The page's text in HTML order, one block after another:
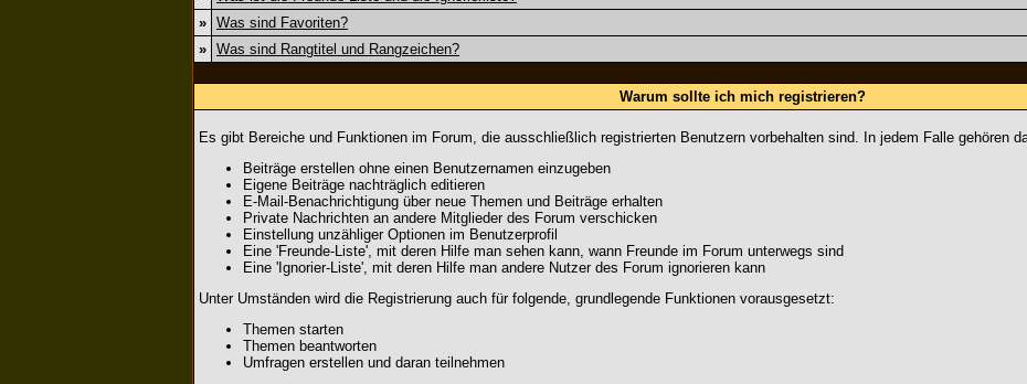
» Was sind Favoriten?
» Was sind Rangtitel und Rangzeichen?
Warum sollte ich mich registrieren?
Es gibt Bereiche und Funktionen im Forum, die ausschließlich registrierten Benutzern vorbehalten sind. In jedem Falle gehören
Beiträge erstellen ohne einen Benutzernamen einzugeben
Eigene Beiträge nachträglich editieren
E-Mail-Benachrichtigung über neue Themen und Beiträge erhalten
Private Nachrichten an andere Mitglieder des Forum verschicken
Einstellung unzähliger Optionen im Benutzerprofil
Eine 'Freunde-Liste', mit deren Hilfe man sehen kann, wann Freunde im Forum unterwegs sind
Eine 'Ignorier-Liste', mit deren Hilfe man andere Nutzer des Forum ignorieren kann
Unter Umständen wird die Registrierung auch für folgende, grundlegende Funktionen vorausgesetzt:
Themen starten
Themen beantworten
Umfragen erstellen und daran teilnehmen